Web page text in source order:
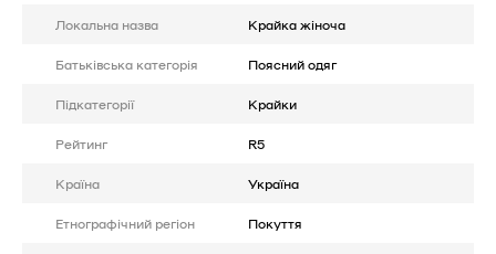
Локальна назва Крайка жіноча
Батькiвська категорія Поясний одяг
Підкатегорії Крайки
Рейтинг R5
Країна Україна
Етнографічний регіон Покуття